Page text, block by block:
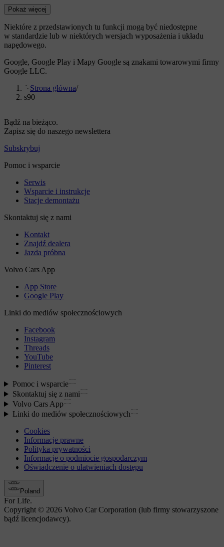
Pokaż więcej
Niektóre z przedstawionych tu funkcji mogą być niedostępne
w standardzie lub w niektórych wersjach wyposażenia i układu
napędowego.
Google, Google Play i Mapy Google są znakami towarowymi firmy
Google LLC.
Strona główna/
s90